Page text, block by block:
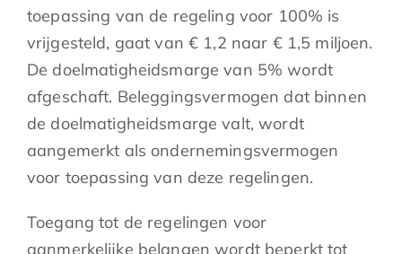
toepassing van de regeling voor 100% is
vrijgesteld, gaat van € 1,2 naar € 1,5 miljoen.
De doelmatigheidsmarge van 5% wordt
afgeschaft. Beleggingsvermogen dat binnen
de doelmatigheidsmarge valt, wordt
aangemerkt als ondernemingsvermogen
voor toepassing van deze regelingen.
Toegang tot de regelingen voor
aanmerkelijke belangen wordt beperkt tot